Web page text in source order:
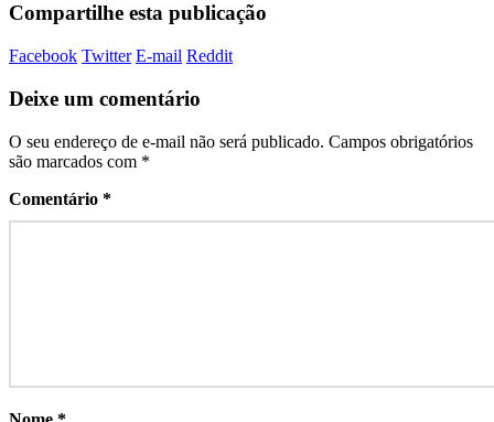
Compartilhe esta publicação
Facebook Twitter E-mail Reddit
Deixe um comentário
O seu endereço de e-mail não será publicado. Campos obrigatórios
são marcados com *
Comentário *